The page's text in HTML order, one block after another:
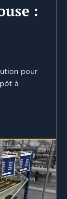
:
pour
à